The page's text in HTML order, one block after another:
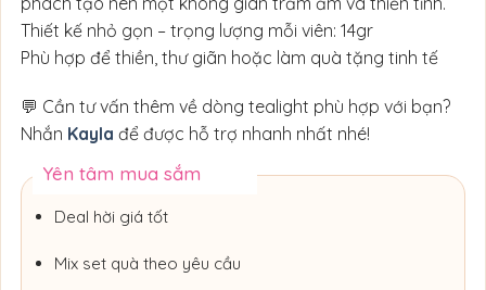
Thiết kế nhỏ gọn – trọng lượng mỗi viên: 14gr
Phù hợp để thiền, thư giãn hoặc làm quà tặng tinh tế
💬 Cần tư vấn thêm về dòng tealight phù hợp với bạn?
Nhắn Kayla để được hỗ trợ nhanh nhất nhé!
Yên tâm mua sắm
Deal hời giá tốt
Mix set quà theo yêu cầu